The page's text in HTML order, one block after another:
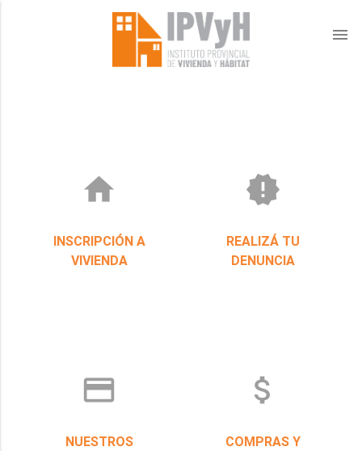
menu
home
INSCRIPCIÓN A
VIVIENDA
new_releases
REALIZÁ TU
DENUNCIA
credit_card
NUESTROS
attach_money
COMPRAS Y